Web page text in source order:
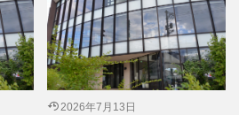
2026年7月13日